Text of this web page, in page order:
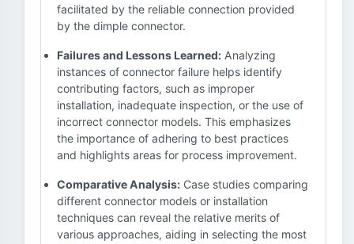
facilitated by the reliable connection provided
by the dimple connector.
Failures and Lessons Learned: Analyzing
instances of connector failure helps identify
contributing factors, such as improper
installation, inadequate inspection, or the use of
incorrect connector models. This emphasizes
the importance of adhering to best practices
and highlights areas for process improvement.
Comparative Analysis: Case studies comparing
different connector models or installation
techniques can reveal the relative merits of
various approaches, aiding in selecting the most